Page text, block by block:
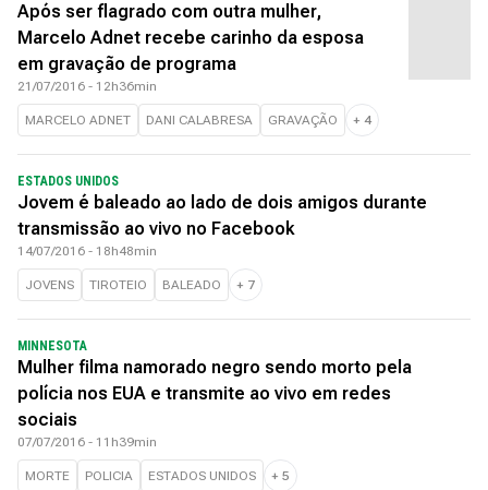
Após ser flagrado com outra mulher,
Marcelo Adnet recebe carinho da esposa
em gravação de programa
21/07/2016 - 12h36min
MARCELO ADNET DANI CALABRESA GRAVAÇÃO + 4
ESTADOS UNIDOS
Jovem é baleado ao lado de dois amigos durante
transmissão ao vivo no Facebook
14/07/2016 - 18h48min
JOVENS TIROTEIO BALEADO + 7
MINNESOTA
Mulher filma namorado negro sendo morto pela
polícia nos EUA e transmite ao vivo em redes
sociais
07/07/2016 - 11h39min
MORTE POLICIA ESTADOS UNIDOS + 5